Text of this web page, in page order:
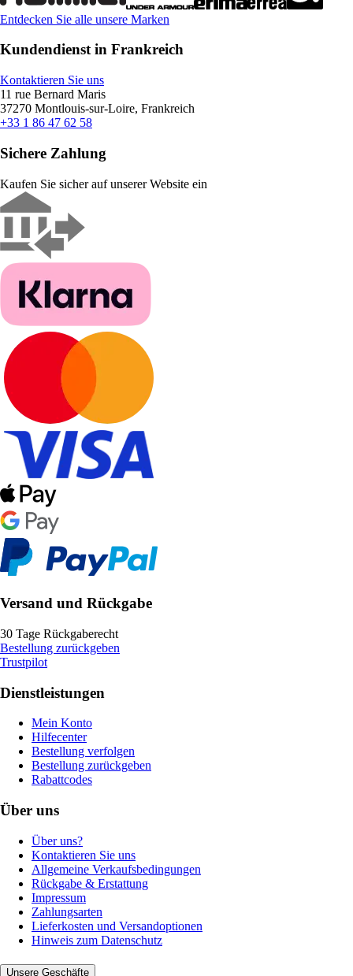
Entdecken Sie alle unsere Marken
Kundendienst in Frankreich
Kontaktieren Sie uns
11 rue Bernard Maris
37270 Montlouis-sur-Loire, Frankreich
+33 1 86 47 62 58
Sichere Zahlung
Kaufen Sie sicher auf unserer Website ein
Versand und Rückgabe
30 Tage Rückgaberecht
Bestellung zurückgeben
Trustpilot
Dienstleistungen
Mein Konto
Hilfecenter
Bestellung verfolgen
Bestellung zurückgeben
Rabattcodes
Über uns
Über uns?
Kontaktieren Sie uns
Allgemeine Verkaufsbedingungen
Rückgabe & Erstattung
Impressum
Zahlungsarten
Lieferkosten und Versandoptionen
Hinweis zum Datenschutz
Unsere Geschäfte